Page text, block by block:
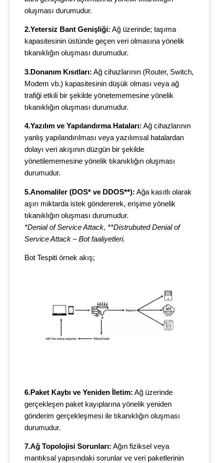
oluşması durumudur.
2.Yetersiz Bant Genişliği: Ağ üzerinde; taşıma
kapasitesinin üstünde geçen veri olmasına yönelik
tıkanıklığın oluşması durumudur.
3.Donanım Kısıtları: Ağ cihazlarının (Router, Switch,
Modem vb.) kapasitesinin düşük olması veya ağ
trafiği etkili bir şekilde yönetememesine yönelik
tıkanıklığın oluşması durumudur.
4.Yazılım ve Yapılandırma Hataları: Ağ cihazlarının
yanlış yapılandırılması veya yazılımsal hatalardan
dolayı veri akışının düzgün bir şekilde
yönetilememesine yönelik tıkanıklığın oluşması
durumudur.
5.Anomaliler (DOS* ve DDOS**): Ağa kasıtlı olarak
aşırı miktarda istek göndererek, erişime yönelik
tıkanıklığın oluşması durumudur.
*Denial of Service Attack, **Distrubuted Denial of
Service Attack – Bot faaliyetleri.
Bot Tespiti örnek akış;
6.Paket Kaybı ve Yeniden İletim: Ağ üzerinde
gerçekleşen paket kayıplarına yönelik yeniden
gönderim gerçekleşmesi ile tıkanıklığın oluşması
durumudur.
7.Ağ Topolojisi Sorunları: Ağın fiziksel veya
mantıksal yapısındaki sorunlar ve veri paketlerinin